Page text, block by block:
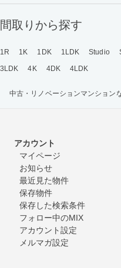
間取りから探す
1R 1K 1DK 1LDK Studio
3LDK
4K 4DK 4LDK
中古・リノベーションマンション
アカウント
マイページ
お知らせ
最近見た物件
保存物件
保存した検索条件
フォロー中のMIX
アカウント設定
メルマガ設定